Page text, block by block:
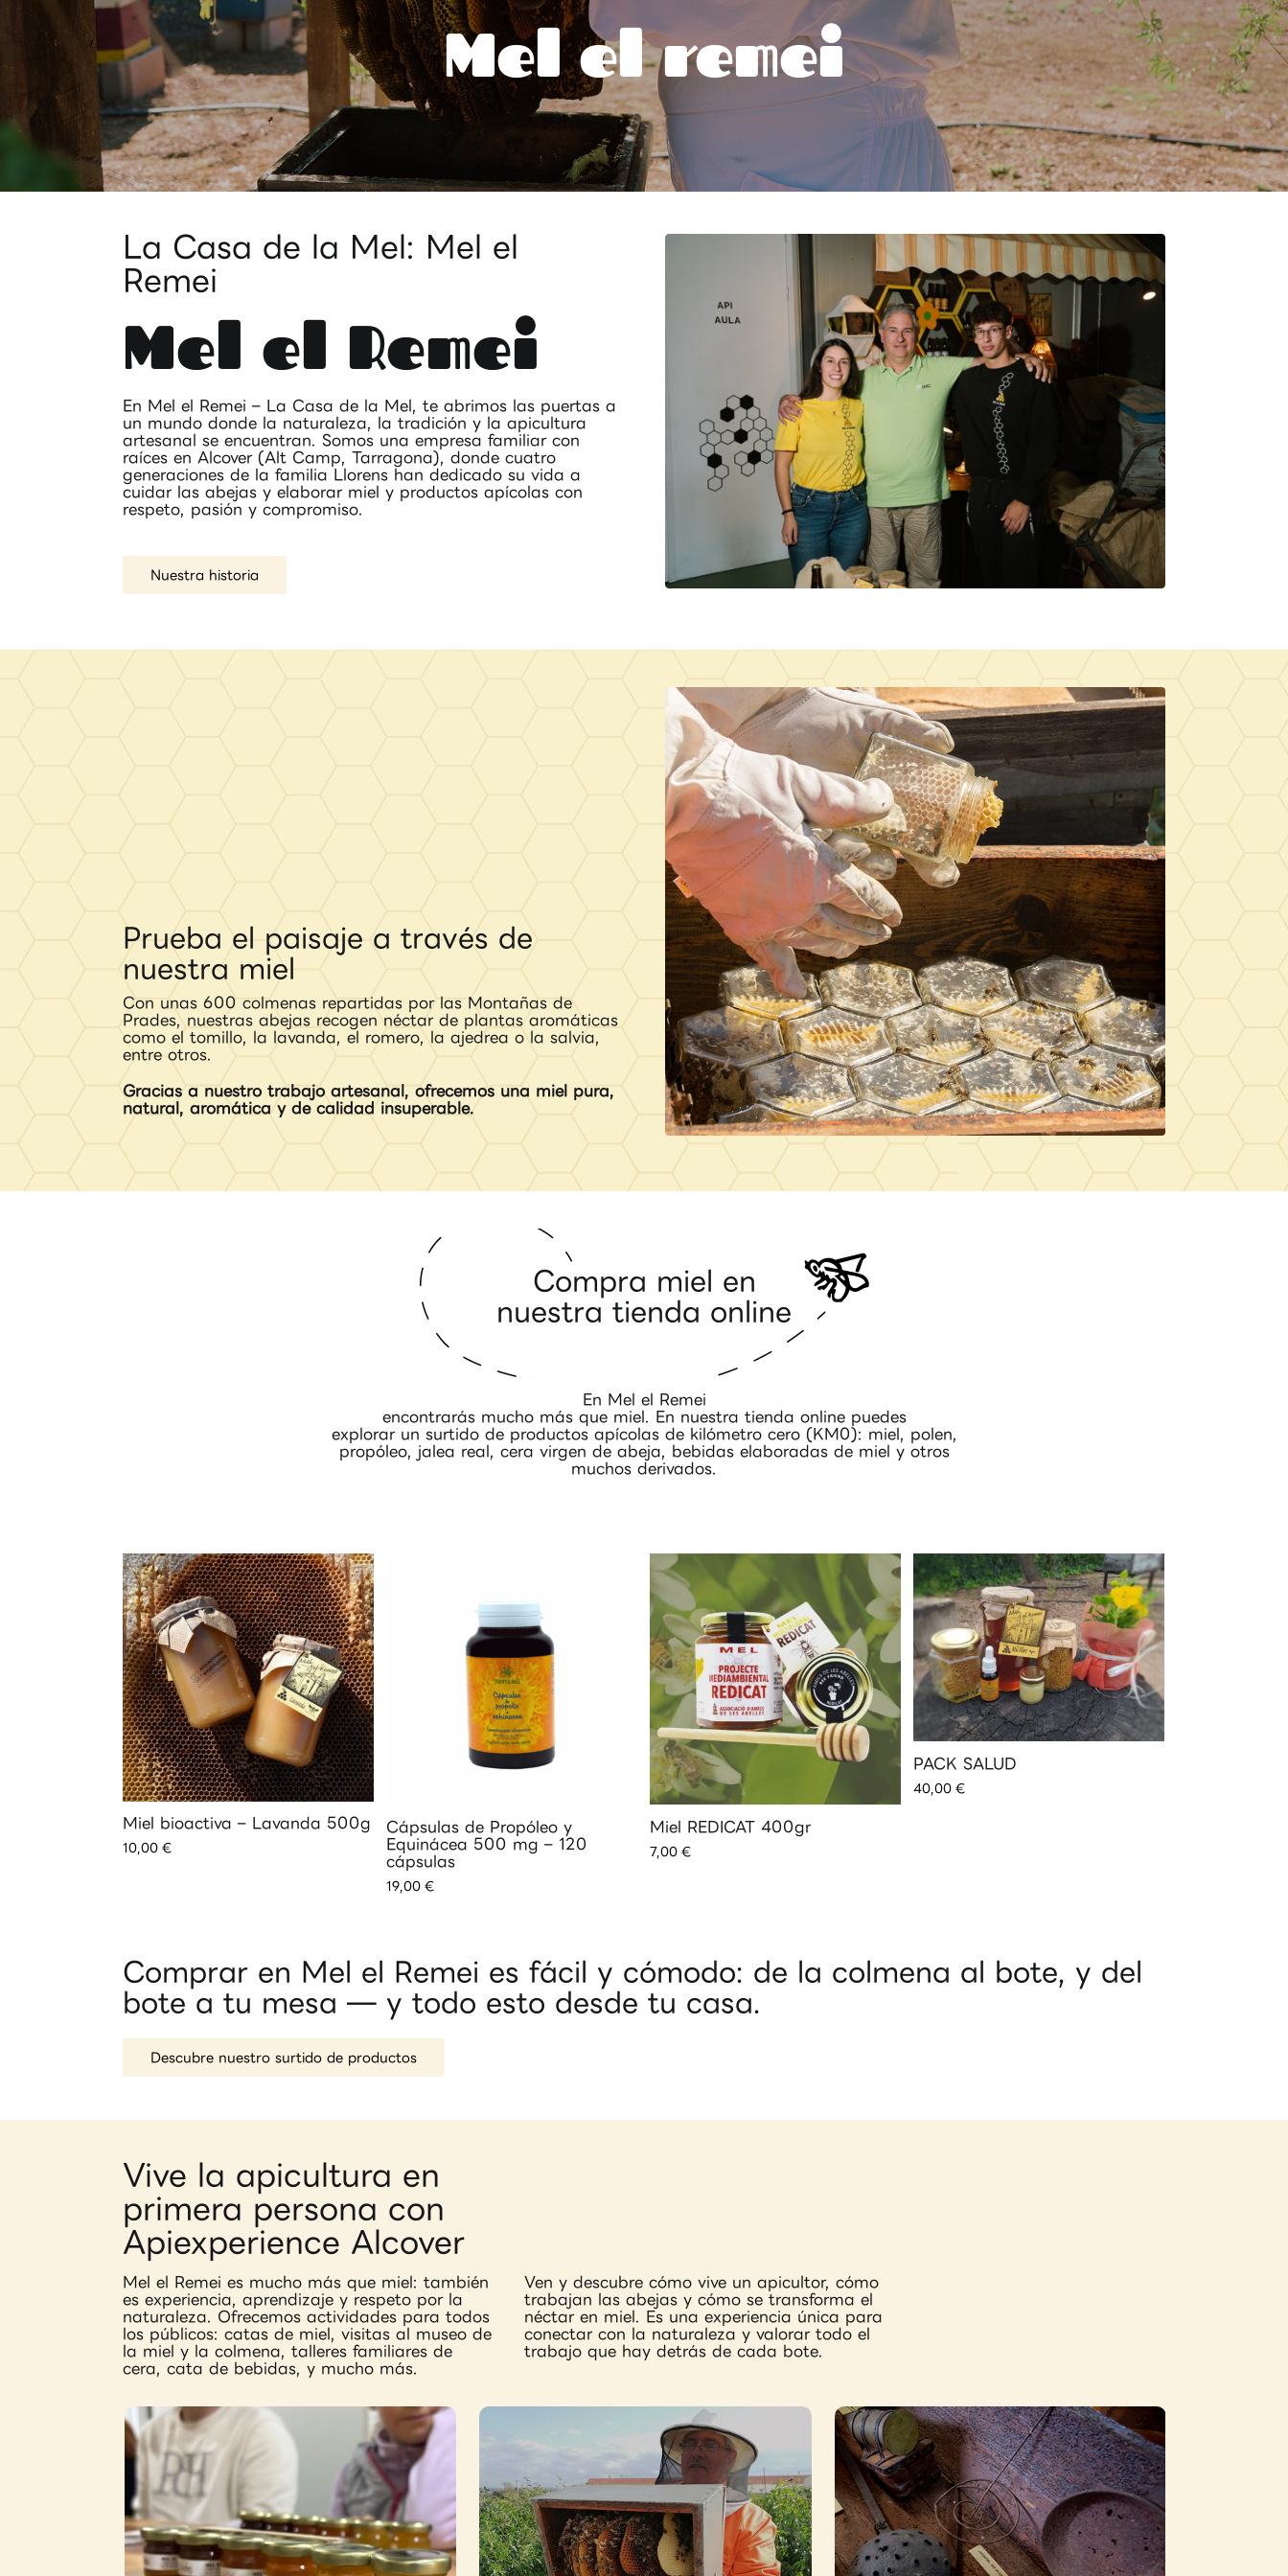
Mel el remei
La Casa de la Mel: Mel el
Remei
Mel el Remei
En Mel el Remei – La Casa de la Mel, te abrimos las puertas a
un mundo donde la naturaleza, la tradición y la apicultura
artesanal se encuentran. Somos una empresa familiar con
raíces en Alcover (Alt Camp, Tarragona), donde cuatro
generaciones de la familia Llorens han dedicado su vida a
cuidar las abejas y elaborar miel y productos apícolas con
respeto, pasión y compromiso.
Nuestra historia
Prueba el paisaje a través de
nuestra miel
Con unas 600 colmenas repartidas por las Montañas de
Prades, nuestras abejas recogen néctar de plantas aromáticas
como el tomillo, la lavanda, el romero, la ajedrea o la salvia,
entre otros.
Gracias a nuestro trabajo artesanal, ofrecemos una miel pura,
natural, aromática y de calidad insuperable.
Compra miel en
nuestra tienda online
En Mel el Remei
encontrarás mucho más que miel. En nuestra tienda online puedes
explorar un surtido de productos apícolas de kilómetro cero (KM0): miel, polen,
propóleo, jalea real, cera virgen de abeja, bebidas elaboradas de miel y otros
muchos derivados.
Miel bioactiva – Lavanda 500g
10,00€
Añadir al carrito
Detalles
Cápsulas de Propóleo y
Equinácea 500 mg – 120
cápsulas
19,00€
Añadir al carrito
Detalles
Miel REDICAT 400gr
7,00€
Añadir al carrito
Detalles
PACK SALUD
40,00€
Añadir al carrito
Detalles
Comprar en Mel el Remei es fácil y cómodo: de la colmena al bote, y del
bote a tu mesa — y todo esto desde tu casa.
Descubre nuestro surtido de productos
Vive la apicultura en
primera persona con
Apiexperience Alcover
Mel el Remei es mucho más que miel: también
es experiencia, aprendizaje y respeto por la
naturaleza. Ofrecemos actividades para todos
los públicos: catas de miel, visitas al museo de
la miel y la colmena, talleres familiares de
cera, cata de bebidas, y mucho más.
Ven y descubre cómo vive un apicultor, cómo
trabajan las abejas y cómo se transforma el
néctar en miel. Es una experiencia única para
conectar con la naturaleza y valorar todo el
trabajo que hay detrás de cada bote.